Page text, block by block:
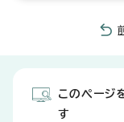
このページ
す